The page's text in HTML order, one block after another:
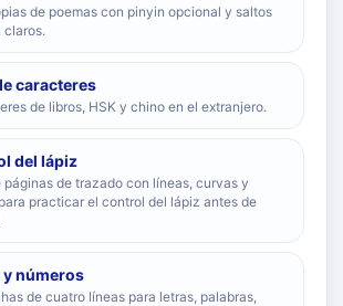
de poemas con pinyin opcional y saltos
claros.
caracteres
de libros, HSK y chino en el extranjero.
del lápiz
páginas de trazado con líneas, curvas y
practicar el control del lápiz antes de
y números
de cuatro líneas para letras, palabras,